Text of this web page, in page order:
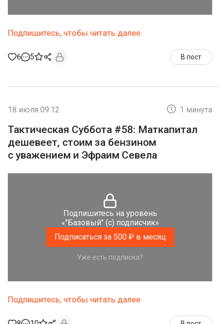
Подпишитесь, чтобы читать далее
6 5 В пост
18 июля 09:12 1 минута
Тактическая Суббота #58: Маткапитал
дешевеет, стоим за бензином
с уважением и Эфраим Севела
Подпишитесь на уровень
«"Базовый" (с) подписчик»
Подписаться за 500 ₽ в месяц
Уже есть подписка?
Подпишитесь, чтобы читать далее